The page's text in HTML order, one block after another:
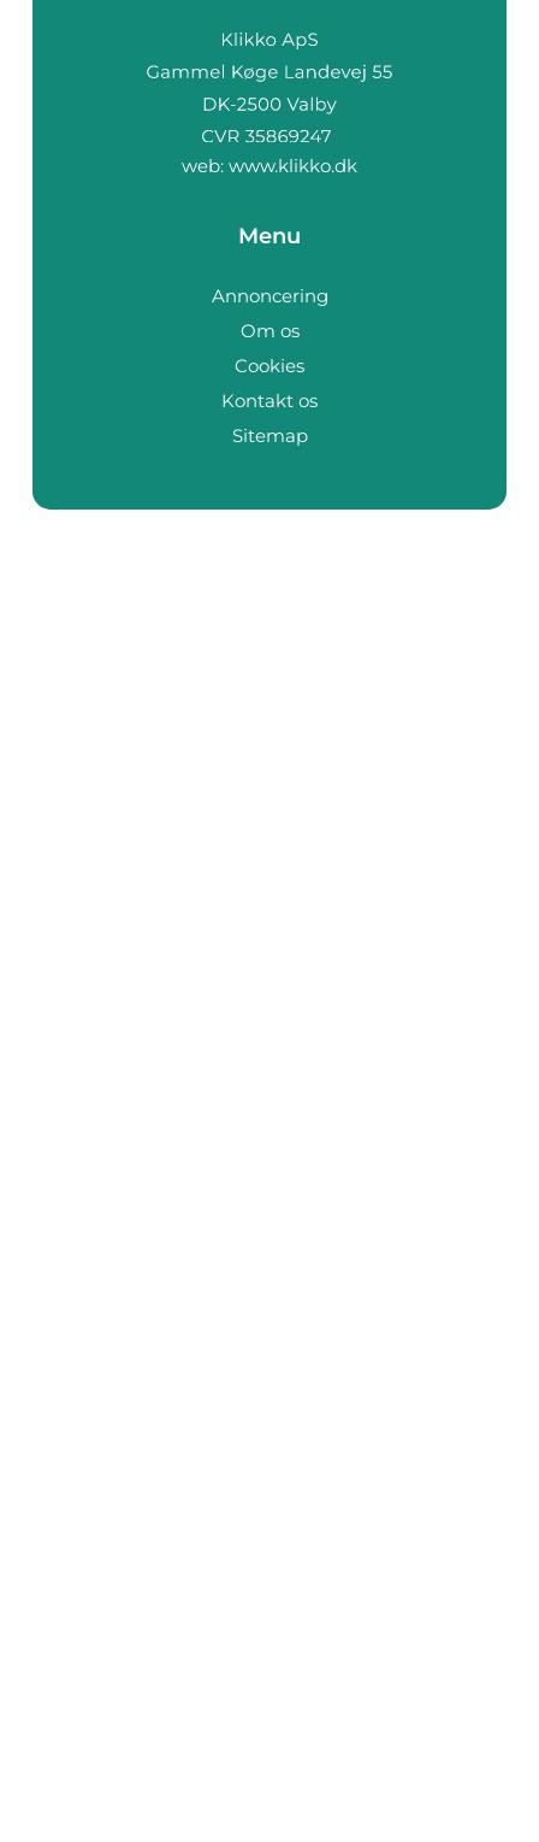
web: www.klikko.dk
Menu
Annoncering
Om os
Cookies
Kontakt os
Sitemap